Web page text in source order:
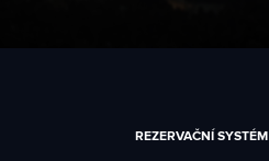
REZERVAČNÍ SYSTÉM